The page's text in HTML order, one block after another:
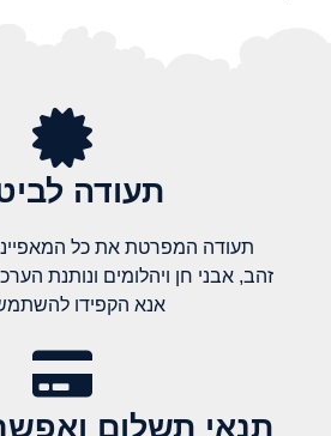
תעודה
תעודה המפרטת את כל
זהב, אבני חן ויהלומים ונותנת
אנא הקפידו
תנאי תשלום